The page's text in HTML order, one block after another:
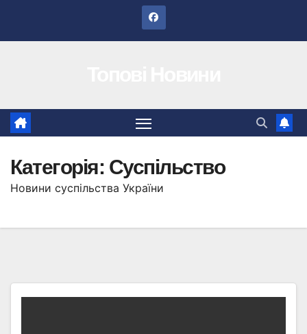
Категорія: Суспільство
Новини суспільства України